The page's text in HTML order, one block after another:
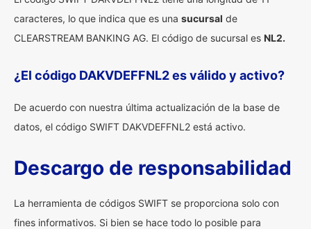
caracteres, lo que indica que es una sucursal de
CLEARSTREAM BANKING AG. El código de sucursal es NL2.
¿El código DAKVDEFFNL2 es válido y activo?
De acuerdo con nuestra última actualización de la base de
datos, el código SWIFT DAKVDEFFNL2 está activo.
Descargo de responsabilidad
La herramienta de códigos SWIFT se proporciona solo con
fines informativos. Si bien se hace todo lo posible para